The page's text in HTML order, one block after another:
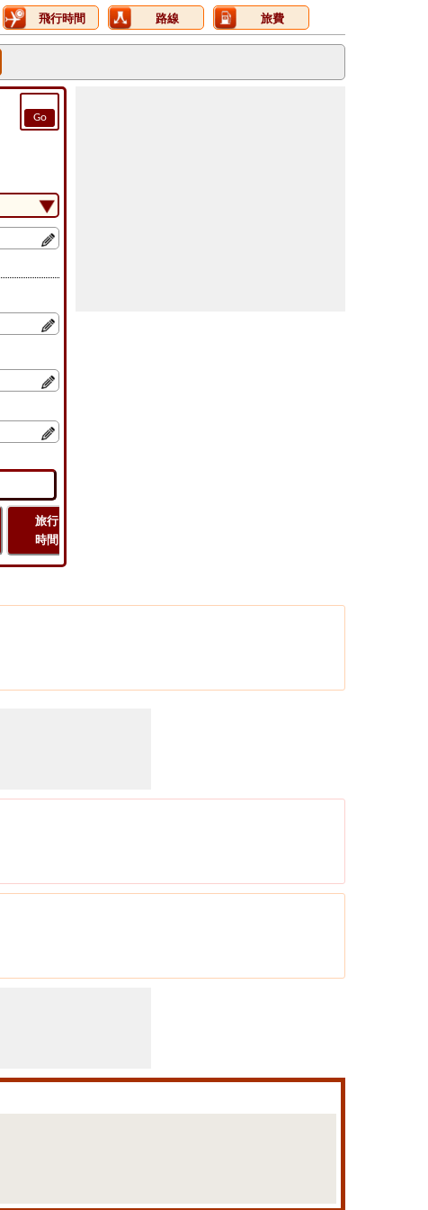
飛行時間 路線 旅費
Go
旅行
時間